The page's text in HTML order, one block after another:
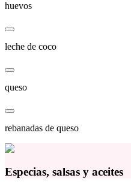
huevos
leche de coco
queso
rebanadas de queso
Especias, salsas y aceites